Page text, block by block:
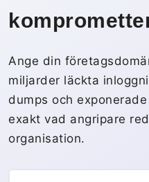
Ange din
miljarder läckta
dumps och
exakt vad angripare
organisation.